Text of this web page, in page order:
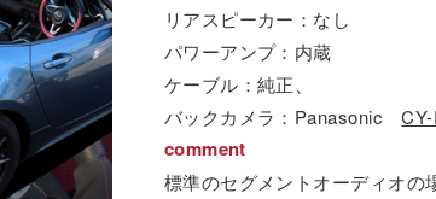
リアスピーカー：なし
パワーアンプ：内蔵
ケーブル：純正、
バックカメラ：Panasonic
comment
標準のセグメントオーディオ